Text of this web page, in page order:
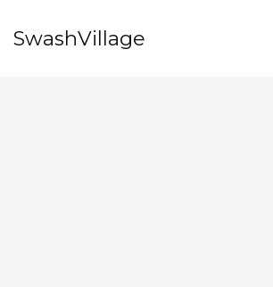
SwashVillage